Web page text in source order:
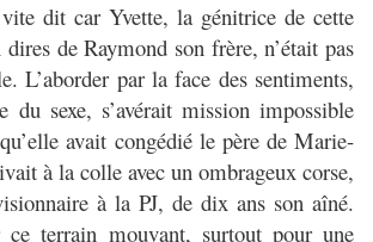
dit car Yvette, la génitrice de cette
de Raymond son frère, n’était pas
L’aborder par la face des sentiments,
du sexe, s’avérait mission impossible
avait congédié le père de Marie-
à la colle avec un ombrageux corse,
à la PJ, de dix ans son aîné.
ce terrain mouvant, surtout pour une